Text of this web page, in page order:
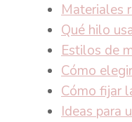
Materiales
Qué hilo
Estilos de
Cómo
Cómo fijar
Ideas para